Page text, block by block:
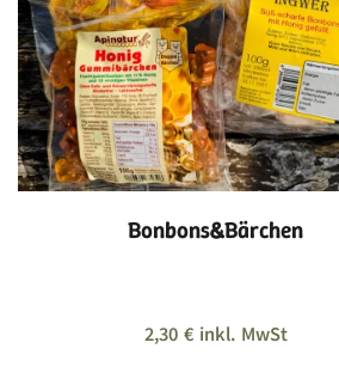
Bonbons&Bärchen
2,30 €inkl. MwSt